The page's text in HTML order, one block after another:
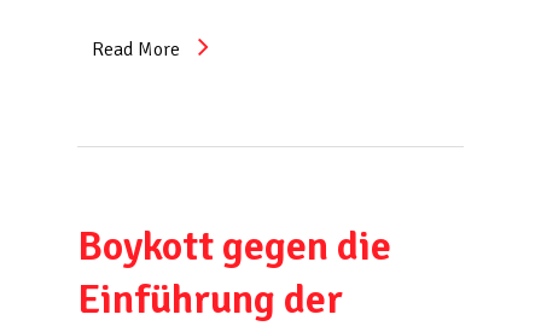
Read More
Boykott gegen die
Einführung der